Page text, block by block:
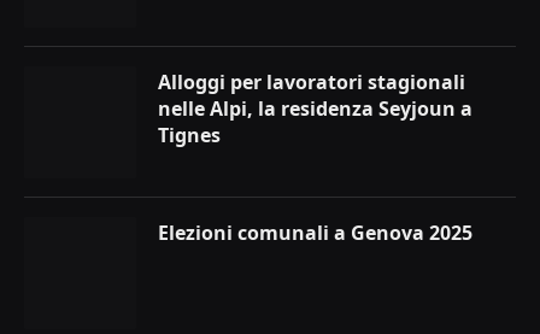
Alloggi per lavoratori stagionali
nelle Alpi, la residenza Seyjoun a
Tignes
Elezioni comunali a Genova 2025